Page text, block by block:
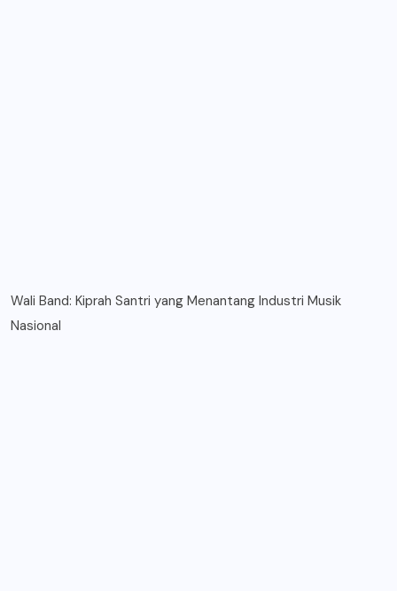
Wali Band: Kiprah Santri yang Menantang Industri Musik
Nasional